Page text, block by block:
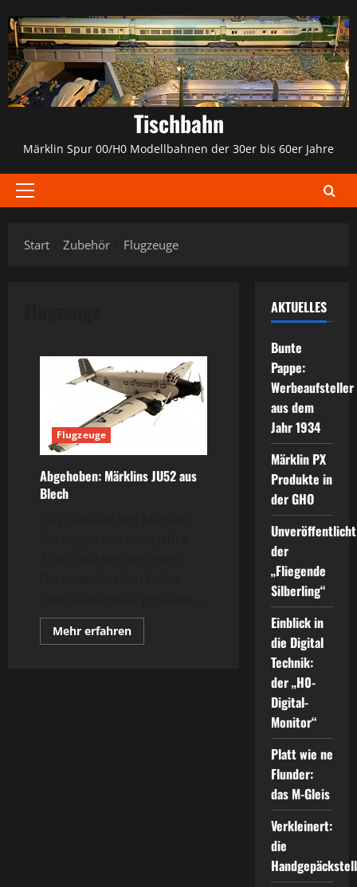
Inhalt
springen
Tischbahn
Märklin Spur 00/H0 Modellbahnen der 30er bis 60er Jahre
Primäres
Start
Zubehör Flugzeuge
Flugzeuge
Abgehoben: Märklins JU52 aus
Blech
Mehr erfahrenMehr
Informationen
AKTUELLES
Bunte
Pappe:
Werbeaufsteller
aus dem
Jahr 1934
Märklin PX
Produkte in
der GHO
der
„Fliegende
Silberling“
Einblick in
die Digital
Technik:
der „H0-
Digital-
Monitor“
Platt wie ne
Flunder:
das M-Gleis
Verkleinert:
die